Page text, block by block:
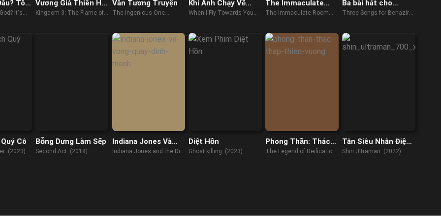
Tôi
It's
Vương Giả Thiên Hạ
3: Ngọn Lửa Định
Kingdom 3: The Flame of
Vân Tương Truyện
The Ingenious One
Khi Anh Chạy Về
Phía Em
When I Fly Towards You
The Immaculate
Room
The Immaculate Room
Ba bài hát cho
Benazir
Three Songs for Benazir
Cô
(2023)
Bỗng Dưng Làm Sếp
Second Act (2018)
Indiana Jones Và
Vòng Quay Định
Indiana Jones and the Dial
Diệt Hồn
Ghost killing (2023)
Phong Thần: Thác
Tháp Thiên Vương
The Legend of Deification
Tân Siêu Nhân Điện
Quang
Shin Ultraman (2022)